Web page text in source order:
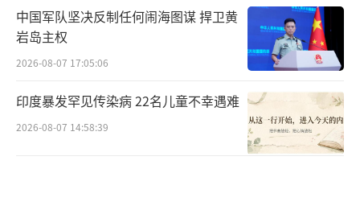
中国军队坚决反制任何闹海图谋 捍卫黄
岩岛主权
2026-08-07 17:05:06
印度暴发罕见传染病 22名儿童不幸遇难
2026-08-07 14:58:39